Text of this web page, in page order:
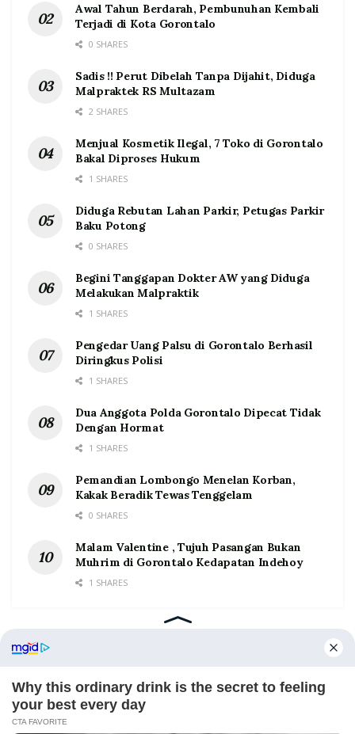
Awal Tahun Berdarah, Pembunuhan Kembali
Terjadi di Kota Gorontalo
0 SHARES
Sadis !! Perut Dibelah Tanpa Dijahit, Diduga
Malpraktek RS Multazam
2 SHARES
Menjual Kosmetik Ilegal, 7 Toko di Gorontalo
Bakal Diproses Hukum
1 SHARES
Diduga Rebutan Lahan Parkir, Petugas Parkir
Baku Potong
0 SHARES
Begini Tanggapan Dokter AW yang Diduga
Melakukan Malpraktik
1 SHARES
Pengedar Uang Palsu di Gorontalo Berhasil
Diringkus Polisi
1 SHARES
Dua Anggota Polda Gorontalo Dipecat Tidak
Dengan Hormat
1 SHARES
Pemandian Lombongo Menelan Korban,
Kakak Beradik Tewas Tenggelam
0 SHARES
Malam Valentine , Tujuh Pasangan Bukan
Muhrim di Gorontalo Kedapatan Indehoy
1 SHARES
Home Tentang Kontak Redaksi Pedoman Media Siber